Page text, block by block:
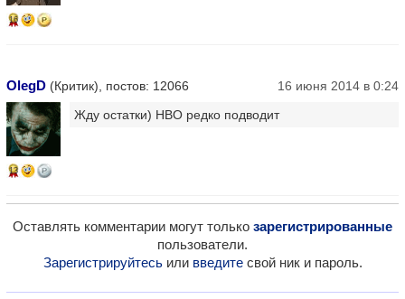
16
OlegD (Критик), постов: 12066 16 июня 2014 в 0:24
13
Жду остатки) HBO редко подводит
Оставлять комментарии могут только зарегистрированные
пользователи.
Зарегистрируйтесьили введитесвой ник и пароль.